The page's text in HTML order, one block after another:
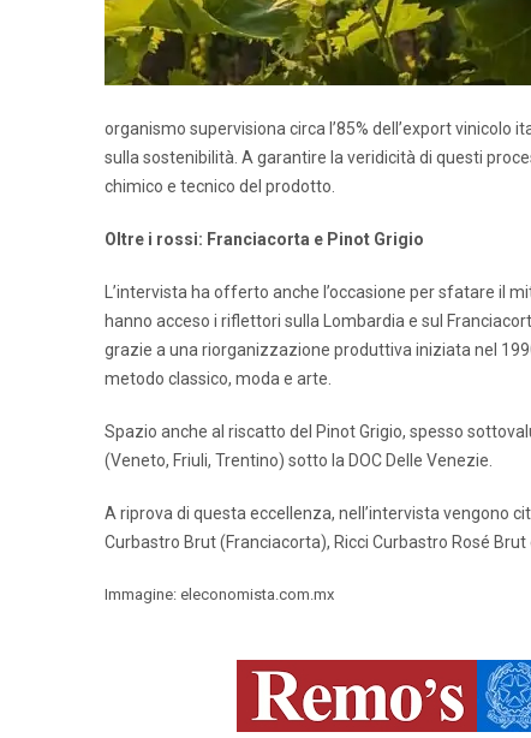
organismo supervisiona circa l’85% dell’export vinicolo
sulla sostenibilità. A garantire la veridicità di questi
chimico e tecnico del prodotto.
Oltre i rossi: Franciacorta e Pinot Grigio
L’intervista ha offerto anche l’occasione per sfatare il
hanno acceso i riflettori sulla Lombardia e sul
grazie a una riorganizzazione produttiva iniziata nel
metodo classico, moda e arte.
Spazio anche al riscatto del Pinot Grigio, spesso
(Veneto, Friuli, Trentino) sotto la DOC Delle Venezie.
A riprova di questa eccellenza, nell’intervista vengono
Curbastro Brut (Franciacorta), Ricci Curbastro Rosé Brut
Immagine: eleconomista.com.mx